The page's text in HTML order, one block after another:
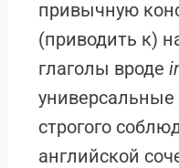
привычную
(приводить к)
глаголы вроде
универсальные
строгого
английской